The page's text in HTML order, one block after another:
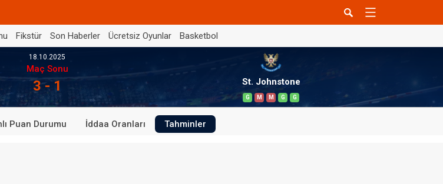
Fikstür Son Haberler Ücretsiz Oyunlar Basketbol
18.10.2025
Maç Sonu
3 - 1 St. Johnstone
G M M G G
Puan Durumu İddaa Oranları Tahminler